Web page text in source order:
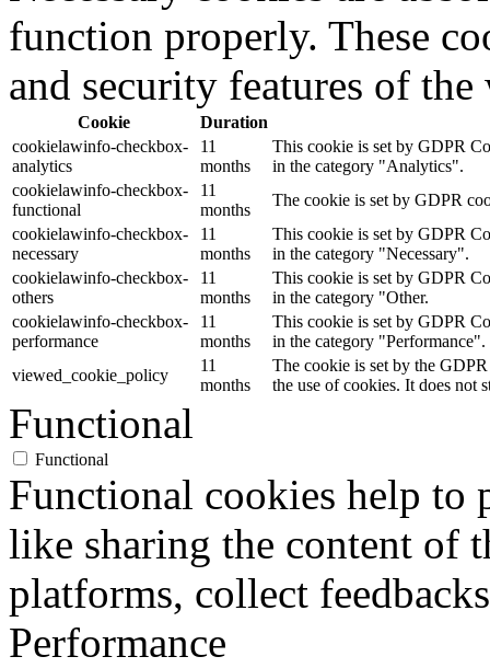
function properly. These
and security features of
Cookie
Duration
cookielawinfo-checkbox-
analytics
11
months
This cookie is set by GDPR
in the category "Analytics".
cookielawinfo-checkbox-
functional
11
months
The cookie is set by GDPR
cookielawinfo-checkbox-
necessary
11
months
This cookie is set by GDPR
in the category "Necessary".
cookielawinfo-checkbox-
others
11
months
This cookie is set by GDPR
in the category "Other.
cookielawinfo-checkbox-
performance
11
months
This cookie is set by GDPR
in the category "Performance".
viewed_cookie_policy
11
months
The cookie is set by the
the use of cookies. It does not
Functional
Functional
Functional cookies help to
like sharing the content of
platforms, collect
Performance